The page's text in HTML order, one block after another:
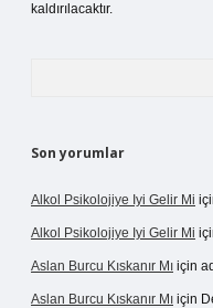
kaldırılacaktır.
Son yorumlar
Alkol Psikolojiye Iyi Gelir Mi
Alkol Psikolojiye Iyi Gelir Mi
Aslan Burcu Kıskanır Mı için
Aslan Burcu Kıskanır Mı için